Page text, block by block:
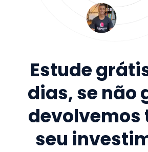
Estude
dias, se não
devolvemos
seu